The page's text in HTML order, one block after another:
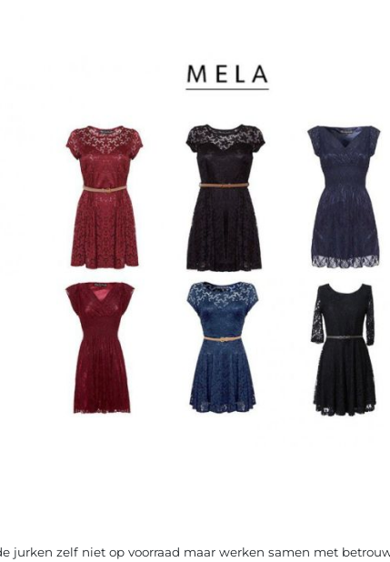
jurken zelf niet op voorraad maar werken samen met